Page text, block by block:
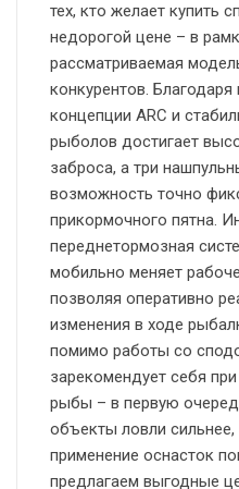
тех, кто желает купить
недорогой цене – в
рассматриваемая
конкурентов.
концепции ARС и
рыболов достигает
заброса, а три
возможность точно
прикормочного пятна.
переднетормозная
мобильно меняет
позволяя оперативно
изменения в ходе
помимо работы со
зарекомендует себя
рыбы – в первую
объекты ловли
применение оснасток
предлагаем выгодные